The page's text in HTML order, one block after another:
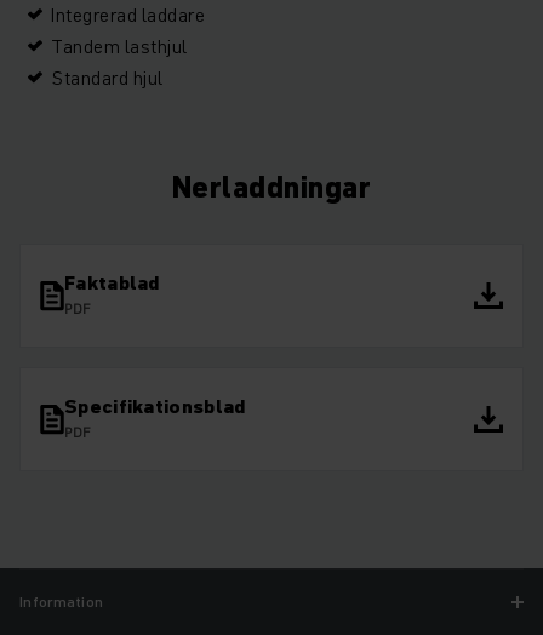
Integrerad laddare
Tandem lasthjul
Standard hjul
Nerladdningar
Faktablad
PDF
Specifikationsblad
PDF
Information